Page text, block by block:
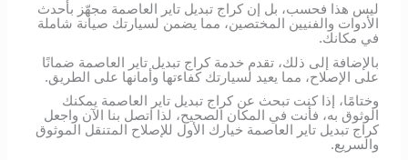
ليس هذا فحسب، بل إن كراج تبديل تاير العاصمة مجهّز بأحدث
الأدوات والفنيين المختصين، مما يضمن لسيارتك صيانة شاملة
في مكانك.
بالإضافة إلى ذلك، تقدم خدمة كراج تبديل تاير العاصمة ضمانًا
على الإصلاح، مما يعيد لسيارتك كفاءتها وأمانها على الطريق.
وختامًا، إذا كنت تبحث عن كراج تبديل تاير العاصمة يمكنك
الوثوق به، فأنت في المكان الصحيح، لذا اتصل بنا الآن واجعل
كراج تبديل تاير العاصمة خيارك الأول للإصلاح المتنقل الموثوق
والسريع.